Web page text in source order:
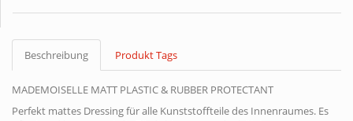
Beschreibung Produkt Tags
MADEMOISELLE MATT PLASTIC & RUBBER PROTECTANT
Perfekt mattes Dressing für alle Kunststoffteile des Innenraumes. Es